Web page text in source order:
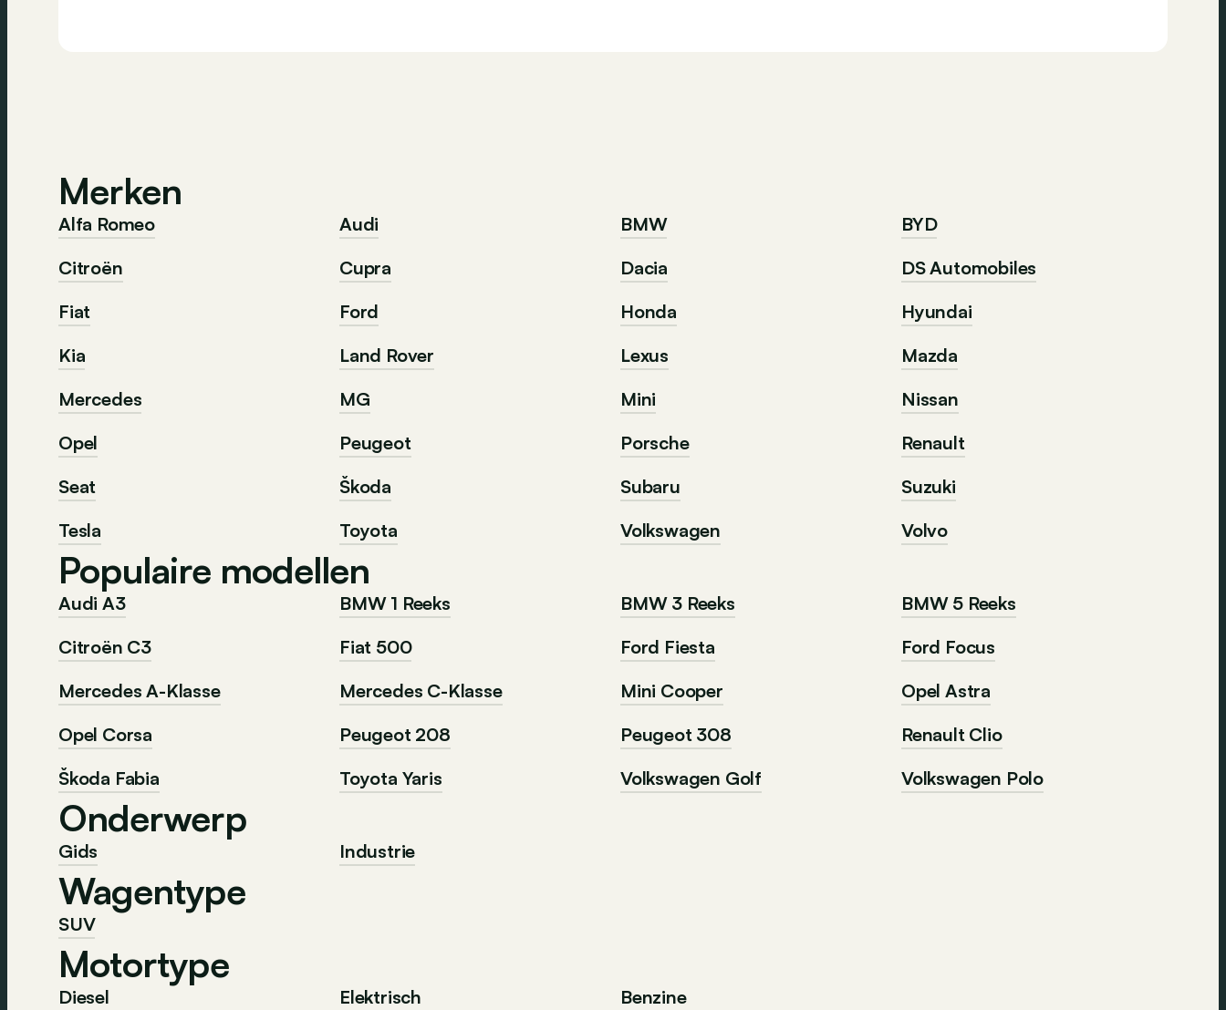
Merken
Alfa Romeo Audi BMW
BYD
Citroën
Cupra Dacia
DS Automobiles
Fiat
Ford Honda
Hyundai
Kia
Land Rover Lexus
Mazda
Mercedes
MG Mini
Nissan
Opel
Peugeot Porsche
Renault
Seat
Škoda Subaru
Suzuki
Tesla
Toyota Volkswagen Volvo
Populaire modellen
Audi A3 BMW 1 Reeks BMW 3 Reeks
BMW 5 Reeks
Citroën C3
Fiat 500 Ford Fiesta
Ford Focus
Mercedes A-Klasse
Mercedes C-Klasse Mini Cooper
Opel Astra
Opel Corsa
Peugeot 208 Peugeot 308
Renault Clio
Škoda Fabia
Toyota Yaris Volkswagen Golf Volkswagen Polo
Onderwerp
Gids Industrie
Wagentype
SUV
Motortype
Diesel Elektrisch Benzine